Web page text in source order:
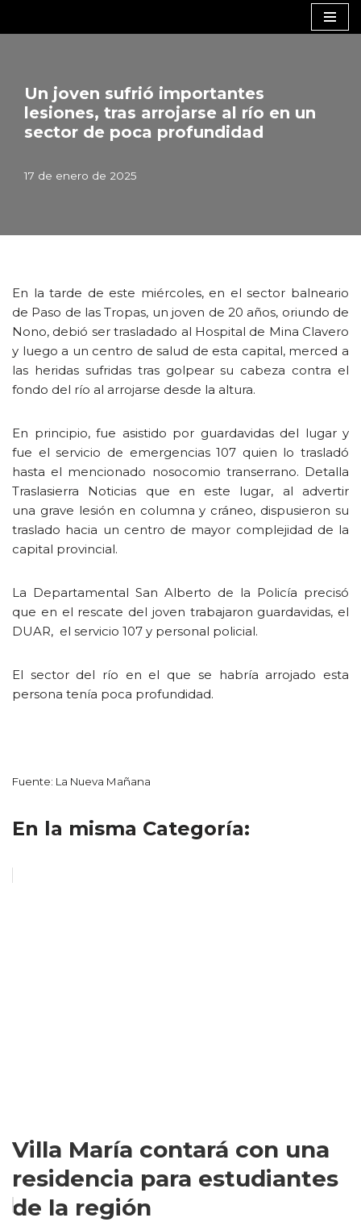
Un joven sufrió importantes
lesiones, tras arrojarse al río en un
sector de poca profundidad
17 de enero de 2025
En la tarde de este miércoles, en el sector balneario
de Paso de las Tropas, un joven de 20 años, oriundo de
Nono, debió ser trasladado al Hospital de Mina Clavero
y luego a un centro de salud de esta capital, merced a
las heridas sufridas tras golpear su cabeza contra el
fondo del río al arrojarse desde la altura.
En principio, fue asistido por guardavidas del lugar y
fue el servicio de emergencias 107 quien lo trasladó
hasta el mencionado nosocomio transerrano. Detalla
Traslasierra Noticias que en este lugar, al advertir
una grave lesión en columna y cráneo, dispusieron su
traslado hacia un centro de mayor complejidad de la
capital provincial.
La Departamental San Alberto de la Policía precisó
que en el rescate del joven trabajaron guardavidas, el
DUAR, el servicio 107 y personal policial.
El sector del río en el que se habría arrojado esta
persona tenía poca profundidad.
Fuente: La Nueva Mañana
En la misma Categoría:
Villa María contará con una
residencia para estudiantes
de la región